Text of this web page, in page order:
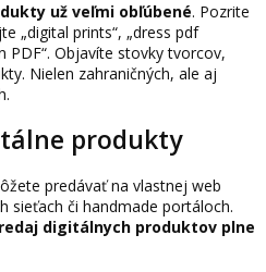
už veľmi obľúbené. Pozrite
„digital prints“, „dress pdf
PDF“. Objavíte stovky tvorcov,
Nielen zahraničných, ale aj
produkty
predávať na vlastnej web
sieťach či handmade portáloch.
digitálnych produktov plne